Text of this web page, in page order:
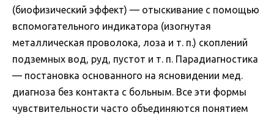
(биофизический эффект) — отыскивание с помощью
вспомогательного индикатора (изогнутая
металлическая проволока, лоза и т. п.) скоплений
подземных вод, руд, пустот и т. п. Парадиагностика
— постановка основанного на ясновидении мед.
диагноза без контакта с больным. Все эти формы
чувствительности часто объединяются понятием